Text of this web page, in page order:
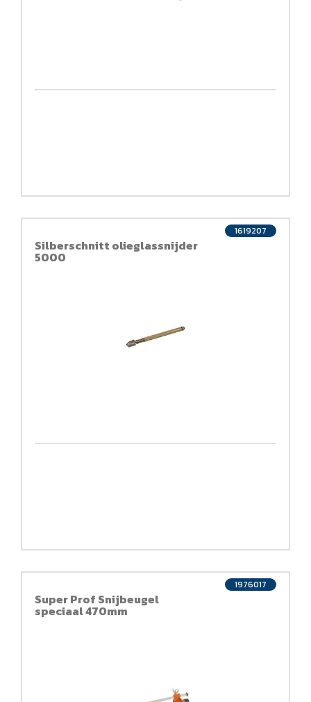
Silberschnitt olieglassnijder
5000
1619207
Super Prof Snijbeugel
speciaal 470mm
1976017